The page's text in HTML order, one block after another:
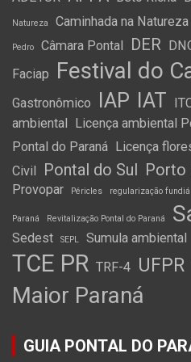
Natureza Caminhada na Natureza
Pedro Câmara Pontal DER
Faciap
Festival do
Gastronômico
IAP IAT
ambiental
Licença ambiental
Pontal do Paraná
Licença
Civil
Pontal do Sul Porto
Provopar Péricles regularização
Paraná Revitalização Pontal do Paraná
Sedest SEPL Sumula ambiental
TCE PR TRF-4 UFPR
Maior Paraná
GUIA PONTAL DO